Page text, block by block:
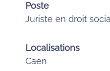
Poste
Juriste en droit
Localisations
Caen